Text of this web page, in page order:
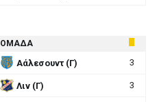
ΟΜΑΔΑ
Αάλεσουντ (Γ) 3
Λιν (Γ) 3